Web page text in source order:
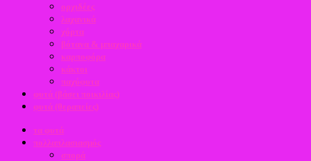
ορχιδέες
λαχανικά
χόρτα
βότανα & μπαχαρικά
καρποφόρα
κάκτοι
παχύφυτα
φυτά (βάσει ποικιλίας)
φυτά (θεραπείες)
τα φυτά
πολλαπλασιασμός
σπορά